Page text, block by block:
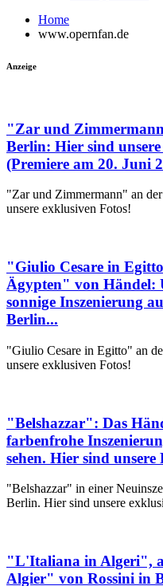
Home
www.opernfan.de
Anzeige
"Zar und
Berlin: Hier sind
(Premiere am 20. Juni
"Zar und Zimmermann" an
unsere exklusiven Fotos!
"Giulio Cesare in
Ägypten" von Händel:
sonnige Inszenierung
Berlin...
"Giulio Cesare in Egitto" an
unsere exklusiven Fotos!
"Belshazzar": Das
farbenfrohe
sehen. Hier sind
"Belshazzar" in einer
Berlin. Hier sind unsere
"L'Italiana in Algeri",
Algier" von Rossini in